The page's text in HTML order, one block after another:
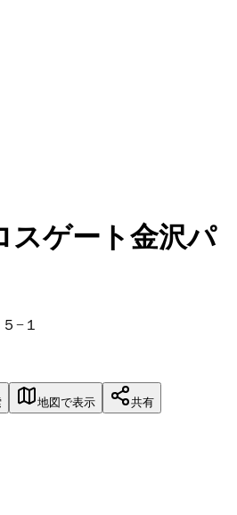
スゲート金沢パ
−１
地図で表示 共有